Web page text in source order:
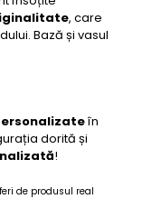
, care
Bază și vasul
în
dorită și
!
de produsul real